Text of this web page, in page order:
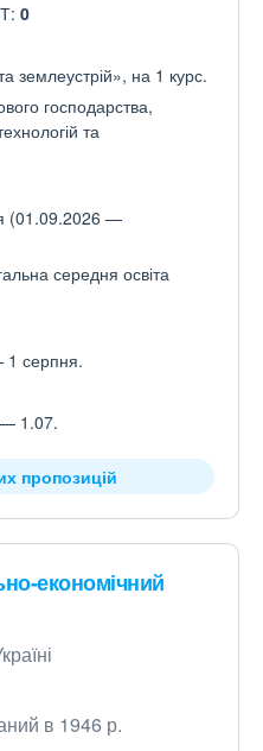
0
землеустрій», на 1 курс.
господарства,
та
(01.09.2026 —
середня освіта
1 серпня.
— 1.07.
пропозицій
економічний
в 1946 р.